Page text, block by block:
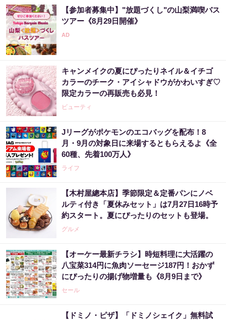
【参加者募集中】"放題づくし"の山梨満喫バス
ツアー《8月29日開催》
キャンメイクの夏にぴったりネイル＆イチゴ
カラーのチーク・アイシャドウがかわいすぎ♡
限定カラーの再販売も必見！
ビューティ
Jリーグがポケモンのエコバッグを配布！8
月・9月の対象日に来場するともらえるよ《全
60種、先着100万人》
ライフ
【木村屋總本店】季節限定＆定番パンにノベ
ルティ付き「夏休みセット」は7月27日16時予
約スタート。夏にぴったりのセットも登場。
グルメ
【オーケー最新チラシ】時短料理に大活躍の
八宝菜314円に魚肉ソーセージ187円！おかず
にぴったりの揚げ物増量も《8月9日まで》
セール
【ドミノ・ピザ】「ドミノシェイク」無料試